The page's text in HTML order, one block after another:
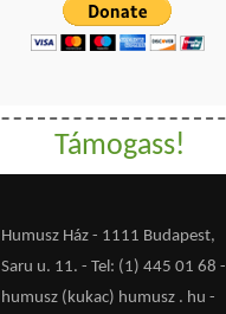
Támogass!
Humusz Ház - 1111 Budapest,
Saru u. 11. - Tel: (1) 445 01 68 -
humusz (kukac) humusz . hu -